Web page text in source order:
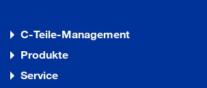
C-Teile-Management
Produkte
Service